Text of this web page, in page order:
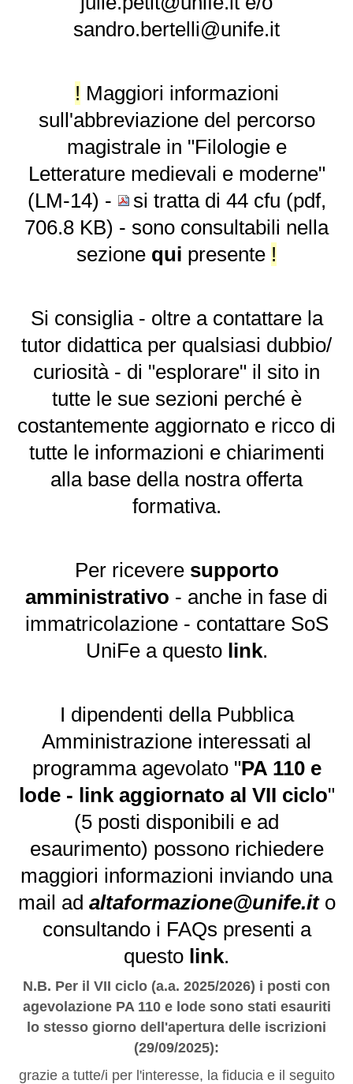
sandro.bertelli@unife.it
! Maggiori informazioni
sull'abbreviazione del percorso
magistrale in "Filologie e
Letterature medievali e moderne"
(LM-14) -
si tratta di 44 cfu
- sono consultabili nella
sezione qui presente !
Si consiglia - oltre a contattare la
tutor didatticaper qualsiasi dubbio/
curiosità - di "esplorare" il sito in
tutte le sue sezioni perché è
costantemente aggiornato e ricco di
tutte le informazioni e chiarimenti
alla base della nostra offerta
formativa.
Per ricevere supporto
amministrativo - anche in fase di
immatricolazione - contattare SoS
UniFe a questo link.
I dipendenti della Pubblica
Amministrazione interessati al
programma agevolato "PA 110 e
lode - link aggiornato al VII ciclo"
(5 posti disponibili e ad
esaurimento) possono richiedere
maggiori informazioni inviando una
mail ad altaformazione@unife.it o
consultando i FAQs presenti a
questo link.
N.B. Per il VII ciclo (a.a. 2025/2026) i posti con
agevolazione PA 110 e lode sono stati esauriti
lo stesso giorno dell'apertura delle iscrizioni
(29/09/2025):
grazie a tutte/i per l'interesse, la fiducia e il seguito